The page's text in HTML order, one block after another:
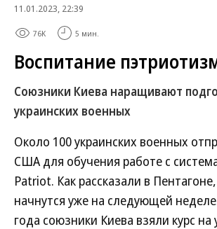
11.01.2023, 22:39
76K 5 мин.
Воспитание
Союзники Киева наращивают
украинских военных
Около 100 украинских военных
США для обучения работе с
Patriot. Как рассказали в
начнутся уже на следующей
года союзники Киева взяли курс на